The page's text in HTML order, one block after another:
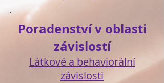
Poradenství v oblasti
závislostí
​Látkové a behaviorální
závislosti